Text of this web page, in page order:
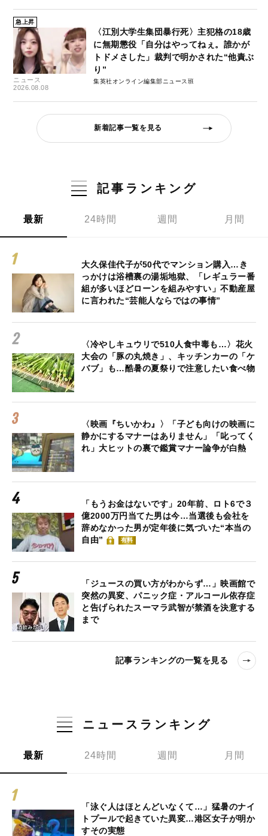
急上昇
ニュース
2026.08.08
〈江別大学生集団暴行死〉主犯格の18歳
に無期懲役「自分はやってねぇ。誰かが
トドメさした」裁判で明かされた“他責ぶ
り”
集英社オンライン編集部ニュース班
新着記事一覧を見る
記事ランキング
最新 24時間 週間 月間
大久保佳代子が50代でマンション購入…き
っかけは浴槽裏の湯垢地獄、「レギュラー番
組が多いほどローンを組みやすい」不動産屋
に言われた“芸能人ならではの事情”
〈冷やしキュウリで510人食中毒も…〉花火
大会の「豚の丸焼き」、キッチンカーの「ケ
バブ」も…酷暑の夏祭りで注意したい食べ物
〈映画『ちいかわ』〉「子ども向けの映画に
静かにするマナーはありません」「叱ってく
れ」大ヒットの裏で鑑賞マナー論争が白熱
「もうお金はないです」20年前、ロト6で３
億2000万円当てた男は今…当選後も会社を
辞めなかった男が定年後に気づいた“本当の
自由”
有料
「ジュースの買い方がわからず…」映画館で
突然の異変、パニック症・アルコール依存症
と告げられたスーマラ武智が禁酒を決意する
まで
記事ランキングの一覧を見る
ニュースランキング
最新 24時間 週間 月間
「泳ぐ人はほとんどいなくて…」猛暑のナイ
トプールで起きていた異変…港区女子が明か
すその実態